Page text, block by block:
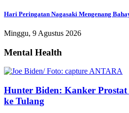
Hari Peringatan Nagasaki Mengenang
Minggu, 9 Agustus 2026
Mental Health
Hunter Biden: Kanker Prostat
ke Tulang